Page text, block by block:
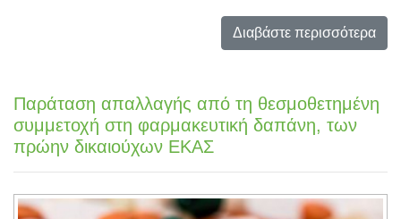
Διαβάστε περισσότερα
Παράταση απαλλαγής από τη θεσμοθετημένη
συμμετοχή στη φαρμακευτική δαπάνη, των
πρώην δικαιούχων ΕΚΑΣ